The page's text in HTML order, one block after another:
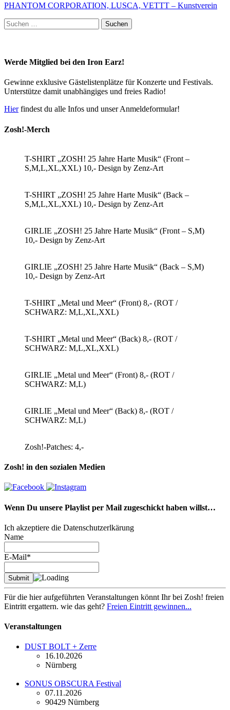
PHANTOM CORPORATION, LUSCA, VETTT – Kunstverein
Suchen
nach:
Werde Mitglied bei den Iron Earz!
Gewinne exklusive Gästelistenplätze für Konzerte und Festivals.
Unterstütze damit unabhängiges und freies Radio!
Hierfindest du alle Infos und unser Anmeldeformular!
Zosh!-Merch
T-SHIRT „ZOSH! 25 Jahre Harte Musik“ (Front –
S,M,L,XL,XXL) 10,- Design by Zenz-Art
T-SHIRT „ZOSH! 25 Jahre Harte Musik“ (Back –
S,M,L,XL,XXL) 10,- Design by Zenz-Art
GIRLIE „ZOSH! 25 Jahre Harte Musik“ (Front – S,M)
10,- Design by Zenz-Art
GIRLIE „ZOSH! 25 Jahre Harte Musik“ (Back – S,M)
10,- Design by Zenz-Art
T-SHIRT „Metal und Meer“ (Front) 8,- (ROT /
SCHWARZ: M,L,XL,XXL)
T-SHIRT „Metal und Meer“ (Back) 8,- (ROT /
SCHWARZ: M,L,XL,XXL)
GIRLIE „Metal und Meer“ (Front) 8,- (ROT /
SCHWARZ: M,L)
GIRLIE „Metal und Meer“ (Back) 8,- (ROT /
SCHWARZ: M,L)
Zosh!-Patches: 4,-
Zosh! in den sozialen Medien
Wenn Du unsere Playlist per Mail zugeschickt haben willst…
Ich akzeptiere die Datenschutzerlkärung
Name
E-Mail*
Für die hier aufgeführten Veranstaltungen könnt Ihr bei Zosh! freien
Eintritt ergattern. wie das geht? Freien Eintritt gewinnen...
Veranstaltungen
DUST BOLT + Zerre
16.10.2026
Nürnberg
SONUS OBSCURA Festival
07.11.2026
90429 Nürnberg